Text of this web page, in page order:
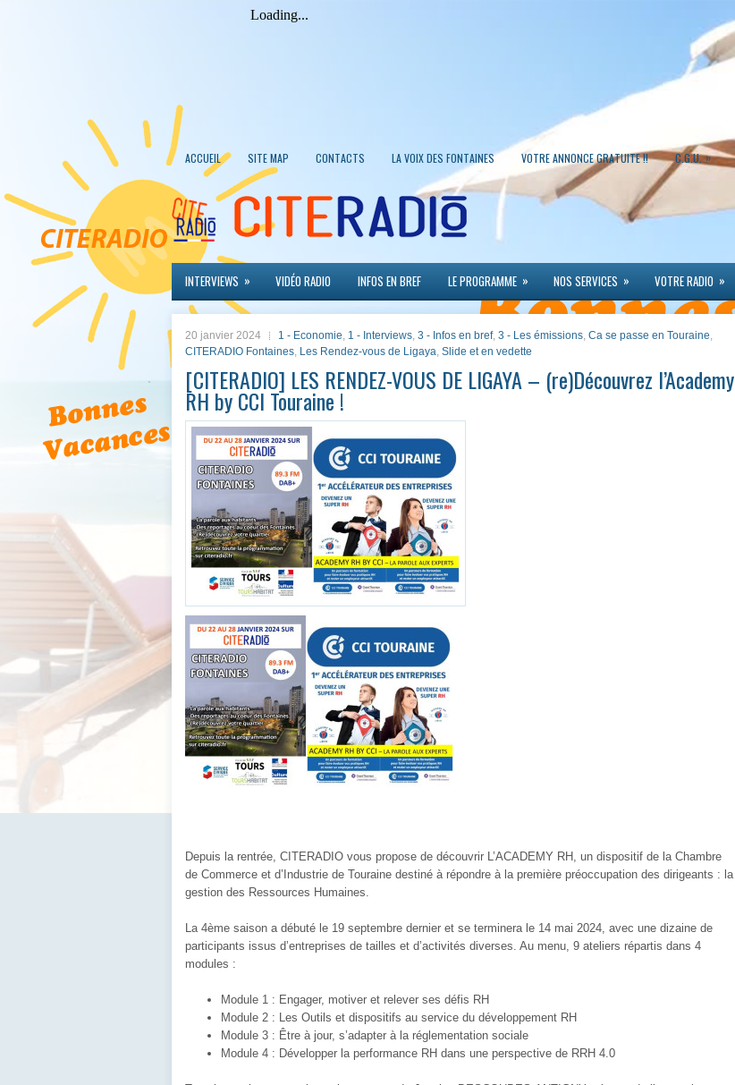
ACCUEIL SITE MAP CONTACTS LA VOIX DES FONTAINES VOTRE ANNONCE GRATUITE !! C.G.U. »
INTERVIEWS » VIDÉO RADIO INFOS EN BREF LE PROGRAMME » NOS SERVICES » VOTRE RADIO »
20 janvier 2024 1 - Economie, 1 - Interviews, 3 - Infos en bref, 3 - Les émissions, Ca se passe en Touraine,
CITERADIO Fontaines, Les Rendez-vous de Ligaya, Slide et en vedette
[CITERADIO] LES RENDEZ-VOUS DE LIGAYA – (re)Découvrez l’Academy
RH by CCI Touraine !
Depuis la rentrée, CITERADIO vous propose de découvrir L’ACADEMY RH, un dispositif de la Chambre
de Commerce et d’Industrie de Touraine destiné à répondre à la première préoccupation des dirigeants : la
gestion des Ressources Humaines.
La 4ème saison a débuté le 19 septembre dernier et se terminera le 14 mai 2024, avec une dizaine de
participants issus d’entreprises de tailles et d’activités diverses. Au menu, 9 ateliers répartis dans 4
modules :
Module 1 : Engager, motiver et relever ses défis RH
Module 2 : Les Outils et dispositifs au service du développement RH
Module 3 : Être à jour, s’adapter à la réglementation sociale
Module 4 : Développer la performance RH dans une perspective de RRH 4.0